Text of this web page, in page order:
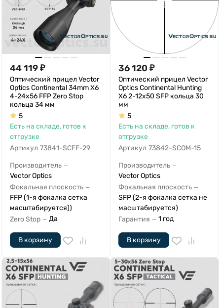
44 119₽
Оптический прицел Vector
Optics Continental 34mm X6
4-24x56 FFP Zero Stop
кольца 34 мм
5
Есть на складе, готов к
отгрузке
Артикул 73841-SCFF-29
Производитель —
Vector Optics
Фокальная плоскость —
FFP (1-я фокалка сетка
масштабируется))
Zero Stop — Да
В корзину
36 120 ₽
Оптический прицел Vector
Optics Continental Hunting
X6 2-12x50 SFP кольца 30
мм
5
Есть на складе, готов к
отгрузке
Артикул 73842-SCOM-15
Производитель —
Vector Optics
Фокальная плоскость —
SFP (2-я фокалка сетка не
масштабируется)
Гарантия — 1 год
В корзину